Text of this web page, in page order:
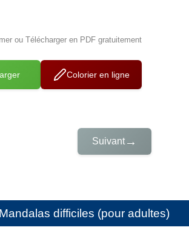
ou Télécharger en PDF gratuitement
Colorier en ligne
Suivant→
Mandalas difficiles (pour adultes)